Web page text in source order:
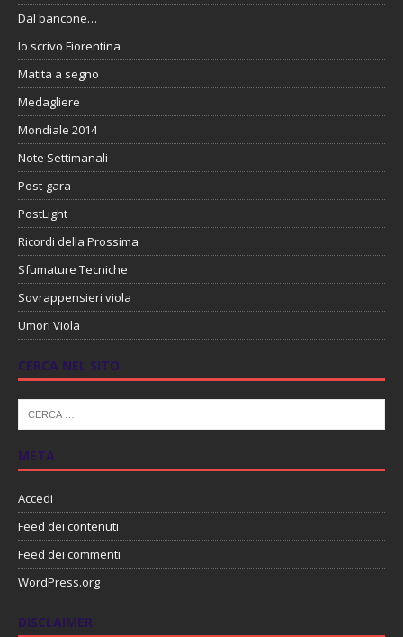
Dal bancone…
Io scrivo Fiorentina
Matita a segno
Medagliere
Mondiale 2014
Note Settimanali
Post-gara
PostLight
Ricordi della Prossima
Sfumature Tecniche
Sovrappensieri viola
Umori Viola
CERCA NEL SITO
META
Accedi
Feed dei contenuti
Feed dei commenti
WordPress.org
DISCLAIMER